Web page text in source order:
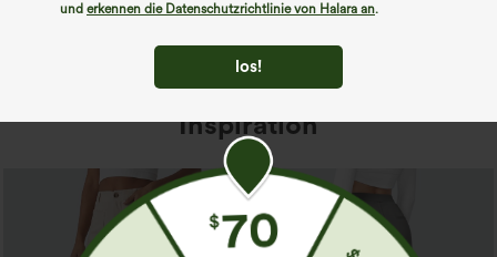
und erkennen die Datenschutzrichtlinie von Halara an.
los!
Inspiration